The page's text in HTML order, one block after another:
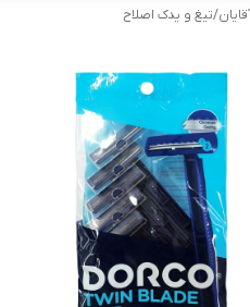
/تیغ و یدک اصلاح